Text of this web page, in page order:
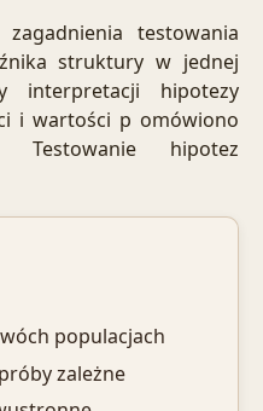
testowania
struktury w jednej
interpretacji hipotezy
i wartości p omówiono
Testowanie hipotez
populacjach
zależne